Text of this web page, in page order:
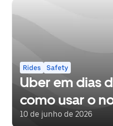
Rides Safety
Uber em dias
como usar o
Fixo, além de
10 de junho de 2026